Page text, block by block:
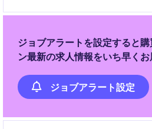
ジョブアラートを設定すると
ン最新の求人情報をいち早く
ジョブアラート設定